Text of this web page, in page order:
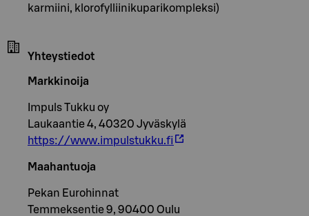
karmiini, klorofylliinikuparikompleksi)
Yhteystiedot
Markkinoija
Impuls Tukku oy
Laukaantie 4, 40320 Jyväskylä
https://www.impulstukku.fi
Maahantuoja
Pekan Eurohinnat
Temmeksentie 9, 90400 Oulu